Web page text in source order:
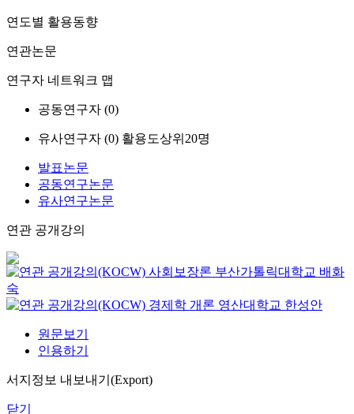
연도별 활용동향
연관논문
연구자 네트워크 맵
공동연구자 (0)
유사연구자 (0) 활용도상위20명
발표논문
공동연구논문
유사연구논문
연관 공개강의
사회보장론 부산가톨릭대학교 배화
숙
경제학 개론 영산대학교 한성안
원문보기
인용하기
서지정보 내보내기(Export)
닫기